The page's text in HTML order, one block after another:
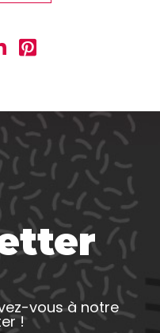
vous à notre
!